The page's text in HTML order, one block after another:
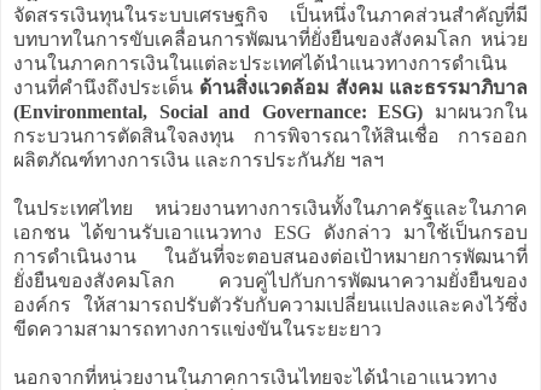
จัดสรรเงินทุนในระบบเศรษฐกิจ เป็นหนึ่งในภาคส่วนสำคัญที่มี
บทบาทในการขับเคลื่อนการพัฒนาที่ยั่งยืนของสังคมโลก หน่วย
งานในภาคการเงินในแต่ละประเทศได้นำแนวทางการดำเนิน
งานที่คำนึงถึงประเด็น ด้านสิ่งแวดล้อม สังคม และธรรมาภิบาล
(Environmental, Social and Governance: ESG) มาผนวกใน
กระบวนการตัดสินใจลงทุน การพิจารณาให้สินเชื่อ การออก
ผลิตภัณฑ์ทางการเงิน และการประกันภัย ฯลฯ
ในประเทศไทย หน่วยงานทางการเงินทั้งในภาครัฐและในภาค
เอกชน ได้ขานรับเอาแนวทาง ESG ดังกล่าว มาใช้เป็นกรอบ
การดำเนินงาน ในอันที่จะตอบสนองต่อเป้าหมายการพัฒนาที่
ยั่งยืนของสังคมโลก ควบคู่ไปกับการพัฒนาความยั่งยืนของ
องค์กร ให้สามารถปรับตัวรับกับความเปลี่ยนแปลงและคงไว้ซึ่ง
ขีดความสามารถทางการแข่งขันในระยะยาว
นอกจากที่หน่วยงานในภาคการเงินไทยจะได้นำเอาแนวทาง